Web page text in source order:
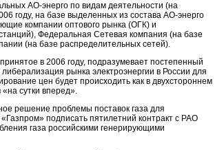
АО-энерго по видам деятельности (на
году, на базе выделенных из состава АО-энерго
компании оптового рынка (ОГК) и
Федеральная Сетевая компания (на базе
(на базе распределительных сетей).
в 2006 году, подразумевает постепенный
рынка электроэнергии в России для
цен будет происходить как в двухстороннем
сутки вперед».
решение проблемы поставок газа для
подписать пятилетний контракт с РАО
газа российскими генерирующими